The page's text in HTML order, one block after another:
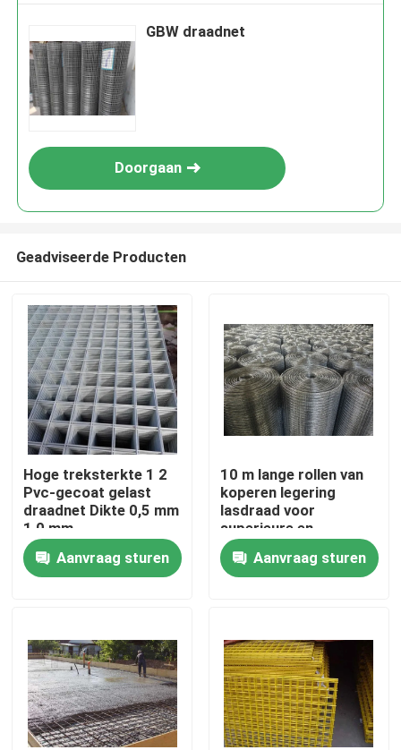
Producten
Over ons
GBW draadnet
Doorgaan
Geadviseerde Producten
Hoge treksterkte 1 2
Pvc-gecoat gelast
draadnet Dikte 0,5 mm
1,0 mm
Aanvraag sturen
10 m lange rollen van
koperen legering
lasdraad voor
superieure en
consistente
lasprestaties
Aanvraag sturen